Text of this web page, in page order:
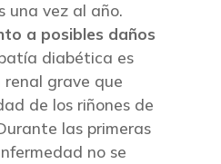
una vez al año.
a posibles daños
diabética es
renal grave que
de los riñones de
las primeras
no se